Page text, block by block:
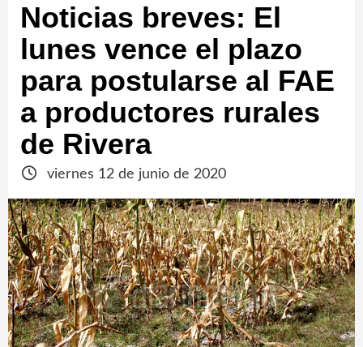
Noticias breves: El
lunes vence el plazo
para postularse al FAE
a productores rurales
de Rivera
viernes 12 de junio de 2020